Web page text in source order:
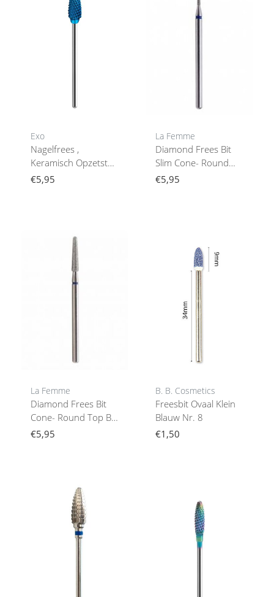
Exo
Nagelfrees ,
Keramisch Opzetstuk
Nagelfreesharde
€5,95
La Femme
Diamond Frees Bit
Slim Cone- Round
€5,95
La Femme
Diamond Frees Bit
Cone- Round Top Bit
9 (Medium)
€5,95
B. B. Cosmetics
Freesbit Ovaal Klein
Blauw Nr. 8
€1,50